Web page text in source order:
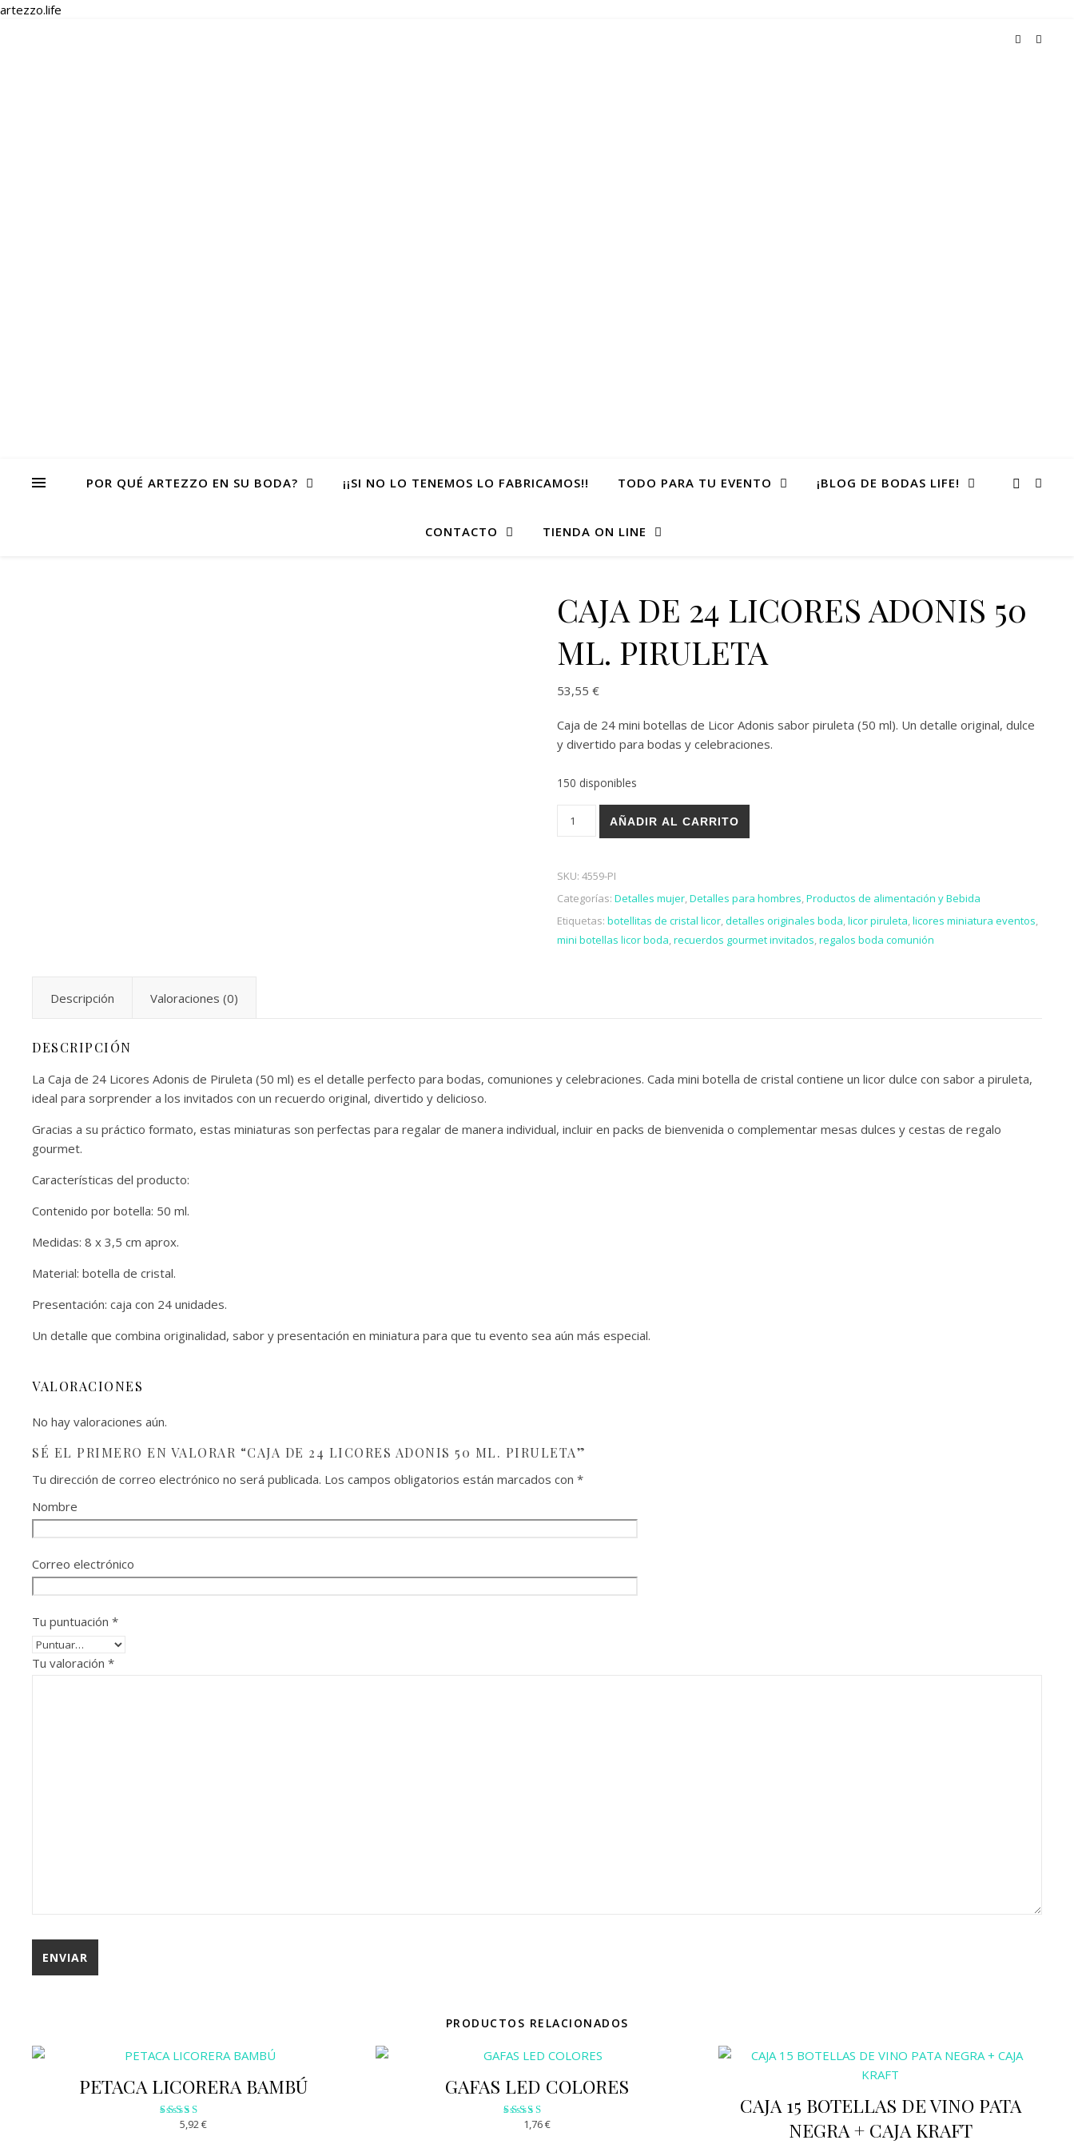
artezzo.life
POR QUÉ ARTEZZO EN SU BODA? ¡¡SI NO LO TENEMOS LO FABRICAMOS!! TODO PARA TU EVENTO ¡BLOG DE BODAS LIFE!
CONTACTO TIENDA ON LINE
CAJA DE 24 LICORES ADONIS 50
ML. PIRULETA
53,55€
Caja de 24 mini botellas de Licor Adonis sabor piruleta (50 ml). Un detalle original, dulce
y divertido para bodas y celebraciones.
150 disponibles
CAJA DE 24 LICORES ADONIS 50 ML. PIRULETA cantidad
AÑADIR AL CARRITO
SKU:4559-PI
Categorías:Detalles mujer,Detalles para hombres,Productos de alimentación y Bebida
Etiquetas:botellitas de cristal licor,detalles originales boda,licor piruleta,licores miniatura eventos,
mini botellas licor boda,recuerdos gourmet invitados,regalos boda comunión
Descripción Valoraciones (0)
DESCRIPCIÓN
La Caja de 24 Licores Adonis de Piruleta (50 ml) es el detalle perfecto para bodas, comuniones y celebraciones. Cada mini botella de cristal contiene un licor dulce con sabor a piruleta,
ideal para sorprender a los invitados con un recuerdo original, divertido y delicioso.
Gracias a su práctico formato, estas miniaturas son perfectas para regalar de manera individual, incluir en packs de bienvenida o complementar mesas dulces y cestas de regalo
gourmet.
Características del producto:
Contenido por botella: 50 ml.
Medidas: 8 x 3,5 cm aprox.
Material: botella de cristal.
Presentación: caja con 24 unidades.
Un detalle que combina originalidad, sabor y presentación en miniatura para que tu evento sea aún más especial.
VALORACIONES
No hay valoraciones aún.
SÉ EL PRIMERO EN VALORAR “CAJA DE 24 LICORES ADONIS 50 ML. PIRULETA”
Tu dirección de correo electrónico no será publicada. Los campos obligatorios están marcados con *
Nombre
Correo electrónico
Tu puntuación *
Tu valoración *
PRODUCTOS RELACIONADOS
PETACA LICORERA BAMBÚ
Valorado
5,92€
GAFAS LED COLORES
Valorado
1,76€
CAJA 15 BOTELLAS DE VINO PATA
NEGRA + CAJA KRAFT